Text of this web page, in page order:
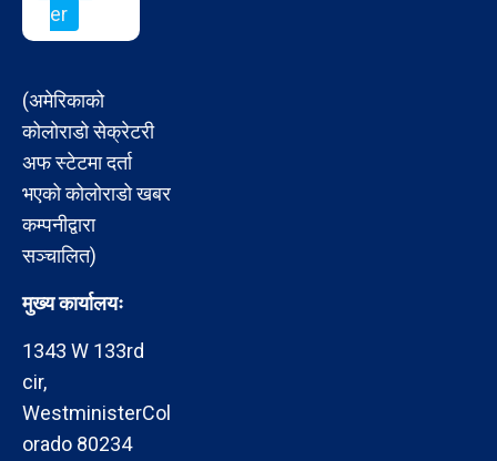
er
(अमेरिकाको
कोलोराडो सेक्रेटरी
अफ स्टेटमा दर्ता
भएको कोलोराडो खबर
कम्पनीद्वारा
सञ्चालित)
मुख्य कार्यालयः
1343 W 133rd
cir,
WestministerCol
orado 80234